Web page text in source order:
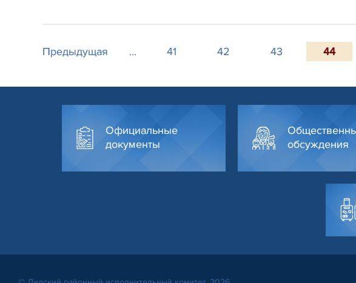
Предыдущая ... 41 42 43 44
Официальные
документы
обсуждения